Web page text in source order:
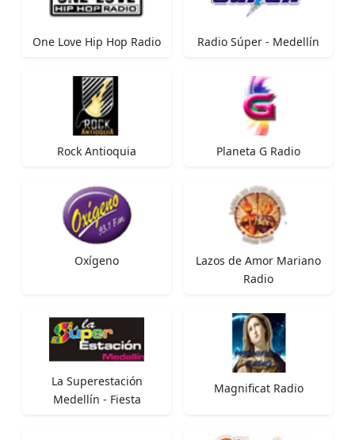
One Love Hip Hop Radio Radio Súper - Medellín
Rock Antioquia Planeta G Radio
Oxígeno
Lazos de Amor Mariano
Radio
La Superestación
Medellín - Fiesta
Magnificat Radio